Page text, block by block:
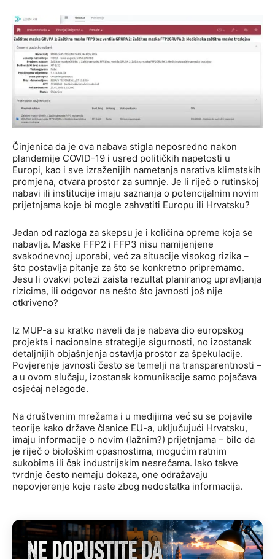
Činjenica da je ova nabava stigla neposredno nakon
plandemije COVID-19 i usred političkih napetosti u
Europi, kao i sve izraženijih nametanja narativa klimatskih
promjena, otvara prostor za sumnje. Je li riječ o rutinskoj
nabavi ili institucije imaju saznanja o potencijalnim novim
prijetnjama koje bi mogle zahvatiti Europu ili Hrvatsku?
Jedan od razloga za skepsu je i količina opreme koja se
nabavlja. Maske FFP2 i FFP3 nisu namijenjene
svakodnevnoj uporabi, već za situacije visokog rizika –
što postavlja pitanje za što se konkretno pripremamo.
Jesu li ovakvi potezi zaista rezultat planiranog upravljanja
rizicima, ili odgovor na nešto što javnosti još nije
otkriveno?
Iz MUP-a su kratko naveli da je nabava dio europskog
projekta i nacionalne strategije sigurnosti, no izostanak
detaljnijih objašnjenja ostavlja prostor za špekulacije.
Povjerenje javnosti često se temelji na transparentnosti –
a u ovom slučaju, izostanak komunikacije samo pojačava
osjećaj nelagode.
Na društvenim mrežama i u medijima već su se pojavile
teorije kako države članice EU-a, uključujući Hrvatsku,
imaju informacije o novim (lažnim?) prijetnjama – bilo da
je riječ o biološkim opasnostima, mogućim ratnim
sukobima ili čak industrijskim nesrećama. Iako takve
tvrdnje često nemaju dokaza, one odražavaju
nepovjerenje koje raste zbog nedostatka informacija.